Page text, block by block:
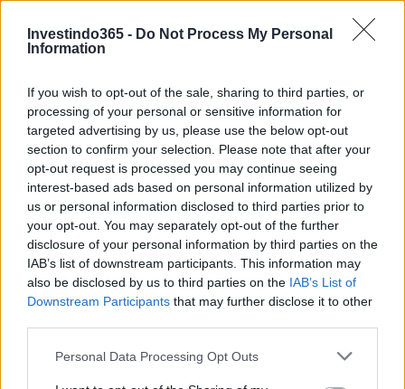
Investindo365 - Do Not Process My Personal
Information
If you wish to opt-out of the sale, sharing to third parties, or
processing of your personal or sensitive information for
targeted advertising by us, please use the below opt-out
section to confirm your selection. Please note that after your
opt-out request is processed you may continue seeing
interest-based ads based on personal information utilized by
us or personal information disclosed to third parties prior to
your opt-out. You may separately opt-out of the further
disclosure of your personal information by third parties on the
IAB’s list of downstream participants. This information may
also be disclosed by us to third parties on the IAB’s List of
Downstream Participants that may further disclose it to other
Please note that this website/app uses one or more Google
Personal Data Processing Opt Outs
dono de uma mansão em Newport Beach, Califórnia, que
vendeu em 2014 por US $ 8,8 milhões.
Hills, que ele comprou por US $ 11 milhões em 2012. Eles
venderam essa propriedade em 2017 por US $ 18,25
milhões. A certa altura, os Pobres alugaram sua casa para
o astro da NFL, Cam Newton, por vários meses, com a
condição de que ele não desse nenhuma festa. As
governantas relataram que Newton deu várias festas muito
grandes que causaram danos significativos. Jared acabou
entrando com um processo de $ 270.000 contra
Newton. Eles entraram com um processo por danos no
valor de $ 90.000 e $ 180.000 em perda de aluguel e
honorários advocatícios.